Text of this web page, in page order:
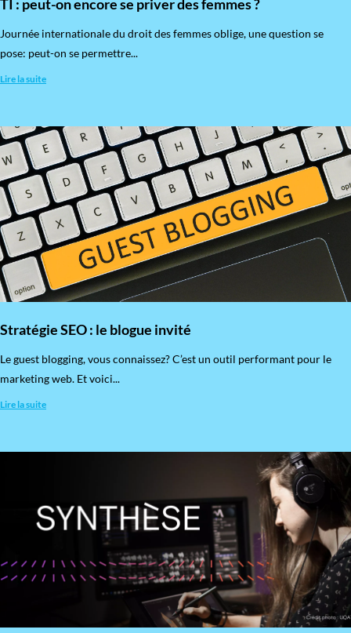
TI : peut-on encore se priver des femmes ?
​Journée internationale du droit des femmes oblige, une question se
pose: peut-on se permettre...
Lire la suite
Stratégie SEO : le blogue invité
​Le guest blogging, vous connaissez? C’est un outil performant pour le
marketing web. Et voici...
Lire la suite